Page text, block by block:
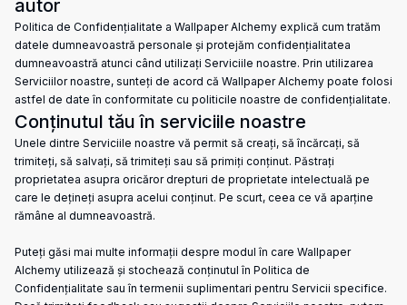
autor
Politica de Confidențialitate a Wallpaper Alchemy explică cum tratăm
datele dumneavoastră personale și protejăm confidențialitatea
dumneavoastră atunci când utilizați Serviciile noastre. Prin utilizarea
Serviciilor noastre, sunteți de acord că Wallpaper Alchemy poate folosi
astfel de date în conformitate cu politicile noastre de confidențialitate.
Conținutul tău în serviciile noastre
Unele dintre Serviciile noastre vă permit să creați, să încărcați, să
trimiteți, să salvați, să trimiteți sau să primiți conținut. Păstrați
proprietatea asupra oricăror drepturi de proprietate intelectuală pe
care le dețineți asupra acelui conținut. Pe scurt, ceea ce vă aparține
rămâne al dumneavoastră.
Puteți găsi mai multe informații despre modul în care Wallpaper
Alchemy utilizează și stochează conținutul în Politica de
Confidențialitate sau în termenii suplimentari pentru Servicii specifice.